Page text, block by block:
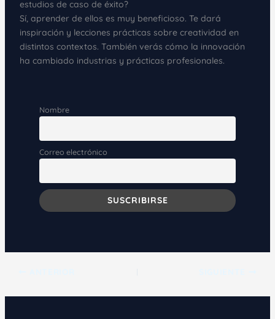
estudios de caso de éxito?
Sí, aprender de ellos es muy beneficioso. Te dará
inspiración y lecciones prácticas sobre creatividad en
distintos contextos. También verás cómo la innovación
ha cambiado industrias y prácticas profesionales.
Nombre
Correo electrónico